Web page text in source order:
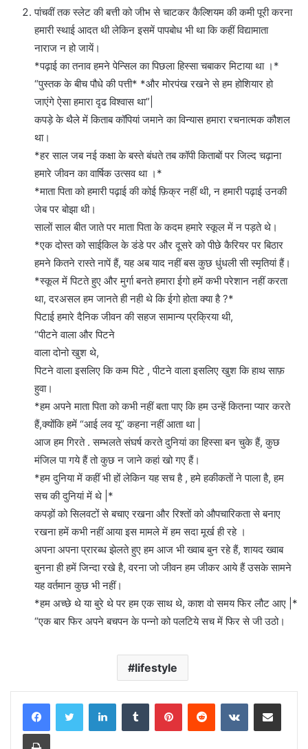
पांचवीं तक स्लेट की बत्ती को जीभ से चाटकर कैल्शियम की कमी पूरी करना
हमारी स्थाई आदत थी लेकिन इसमें पापबोध भी था कि कहीं विद्यामाता
नाराज न हो जायें।
*पढ़ाई का तनाव हमने पेन्सिल का पिछला हिस्सा चबाकर मिटाया था ।*
“पुस्तक के बीच पौधे की पत्ती* *और मोरपंख रखने से हम होशियार हो
जाएंगे ऐसा हमारा दृढ विश्वास था”|
कपड़े के थैले में किताब कॉपियां जमाने का विन्यास हमारा रचनात्मक कौशल
था।
*हर साल जब नई कक्षा के बस्ते बंधते तब कॉपी किताबों पर जिल्द चढ़ाना
हमारे जीवन का वार्षिक उत्सव था ।*
*माता पिता को हमारी पढ़ाई की कोई फ़िक्र नहीं थी, न हमारी पढ़ाई उनकी
जेब पर बोझा थी।
सालों साल बीत जाते पर माता पिता के कदम हमारे स्कूल में न पड़ते थे।
*एक दोस्त को साईकिल के डंडे पर और दूसरे को पीछे कैरियर पर बिठार
हमने कितने रास्ते नापें हैं, यह अब याद नहीं बस कुछ धुंधली सी स्मृतियां हैं।
*स्कूल में पिटते हुए और मुर्गा बनते हमारा ईगो हमें कभी परेशान नहीं करता
था, दरअसल हम जानते ही नही थे कि ईगो होता क्या है ?*
पिटाई हमारे दैनिक जीवन की सहज सामान्य प्रक्रिया थी,
“पीटने वाला और पिटने
वाला दोनो खुश थे,
पिटने वाला इसलिए कि कम पिटे , पीटने वाला इसलिए खुश कि हाथ साफ़
हुवा।
*हम अपने माता पिता को कभी नहीं बता पाए कि हम उन्हें कितना प्यार करते
हैं,क्योंकि हमें “आई लव यू” कहना नहीं आता था |
आज हम गिरते . सम्भलते संघर्ष करते दुनियां का हिस्सा बन चुके हैं, कुछ
मंजिल पा गये हैं तो कुछ न जाने कहां खो गए हैं।
*हम दुनिया में कहीं भी हों लेकिन यह सच है , हमे हकीकतों ने पाला है, हम
सच की दुनियां में थे |*
कपड़ों को सिलवटों से बचाए रखना और रिश्तों को औपचारिकता से बनाए
रखना हमें कभी नहीं आया इस मामले में हम सदा मूर्ख ही रहे ।
अपना अपना प्रारब्ध झेलते हुए हम आज भी ख्वाब बुन रहे हैं, शायद ख्वाब
बुनना ही हमें जिन्दा रखे है, वरना जो जीवन हम जीकर आये हैं उसके सामने
यह वर्तमान कुछ भी नहीं।
*हम अच्छे थे या बुरे थे पर हम एक साथ थे, काश वो समय फिर लौट आए |*
“एक बार फिर अपने बचपन के पन्नो को पलटिये सच में फिर से जी उठो।
lifestyle
LinkedInTumblr PinterestReddit VKontakteShare via Email
Print